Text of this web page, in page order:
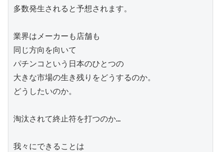
多数発生されると予想されます。
業界はメーカーも店舗も
同じ方向を向いて
パチンコという日本のひとつの
大きな市場の生き残りをどうするのか。
どうしたいのか。
淘汰されて終止符を打つのか…
我々にできることは